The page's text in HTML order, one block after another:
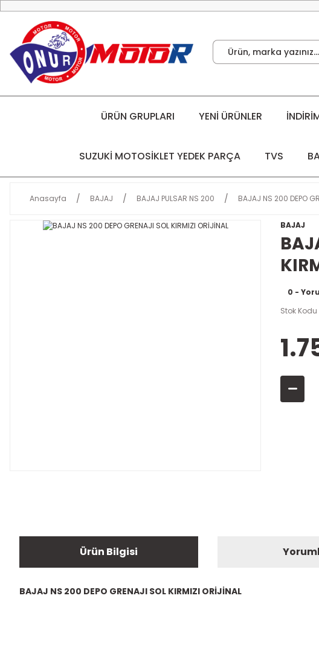
ÜRÜN GRUPLARI YENİ ÜRÜNLER
SUZUKİ MOTOSİKLET YEDEK PARÇA TVS
Anasayfa BAJAJ BAJAJ PULSAR NS 200 BAJAJ NS 200 DEPO
BAJAJ
0 -
Stok Kodu
Ürün Bilgisi
BAJAJ NS 200 DEPO GRENAJI SOL KIRMIZI ORİJİNAL